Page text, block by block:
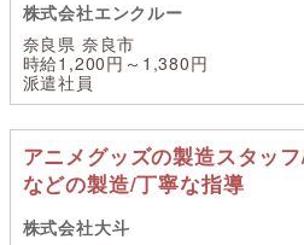
株式会社エンクルー
奈良県 奈良市
時給1,200円～1,380円
派遣社員
アニメグッズの製造スタッ
などの製造/丁寧な指導
株式会社大斗